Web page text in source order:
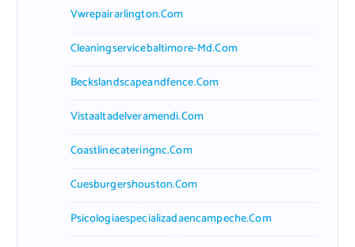
Vwrepairarlington.com
Cleaningservicebaltimore-Md.com
Beckslandscapeandfence.com
Vistaaltadelveramendi.com
Coastlinecateringnc.com
Cuesburgershouston.com
Psicologiaespecializadaencampeche.com